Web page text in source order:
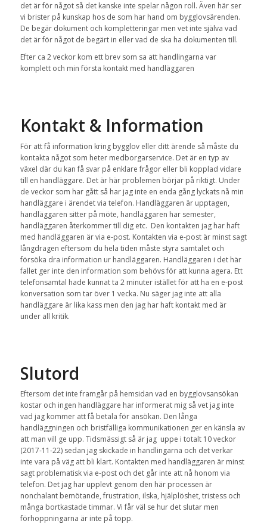
det är för något så det kanske inte spelar någon roll. Även här ser
vi brister på kunskap hos de som har hand om bygglovsärenden.
De begär dokument och kompletteringar men vet inte själva vad
det är för något de begärt in eller vad de ska ha dokumenten till.
Efter ca 2 veckor kom ett brev som sa att handlingarna var
komplett och min första kontakt med handläggaren
Kontakt & Information
För att få information kring bygglov eller ditt ärende så måste du
kontakta något som heter medborgarservice. Det är en typ av
växel där du kan få svar på enklare frågor eller bli kopplad vidare
till en handläggare. Det är här problemen börjar på riktigt. Under
de veckor som har gått så har jag inte en enda gång lyckats nå min
handläggare i ärendet via telefon. Handläggaren är upptagen,
handläggaren sitter på möte, handläggaren har semester,
handläggaren återkommer till dig etc. Den kontakten jag har haft
med handläggaren är via e-post. Kontakten via e-post är minst sagt
långdragen eftersom du hela tiden måste styra samtalet och
försöka dra information ur handläggaren. Handläggaren i det här
fallet ger inte den information som behövs för att kunna agera. Ett
telefonsamtal hade kunnat ta 2 minuter istället för att ha en e-post
konversation som tar över 1 vecka. Nu säger jag inte att alla
handläggare är lika kass men den jag har haft kontakt med är
under all kritik.
Slutord
Eftersom det inte framgår på hemsidan vad en bygglovsansökan
kostar och ingen handläggare har informerat mig så vet jag inte
vad jag kommer att få betala för ansökan. Den långa
handläggningen och bristfälliga kommunikationen ger en känsla av
att man vill ge upp. Tidsmässigt så är jag uppe i totalt 10 veckor
(2017-11-22) sedan jag skickade in handlingarna och det verkar
inte vara på väg att bli klart. Kontakten med handläggaren är minst
sagt problematisk via e-post och det går inte att nå honom via
telefon. Det jag har upplevt genom den här processen är
nonchalant bemötande, frustration, ilska, hjälplöshet, tristess och
många bortkastade timmar. Vi får väl se hur det slutar men
förhoppningarna är inte på topp.